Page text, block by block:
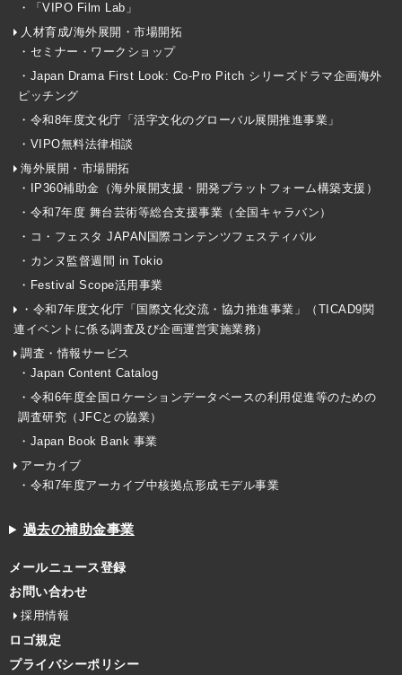
・「VIPO Film Lab」
人材育成/海外展開・市場開拓
・セミナー・ワークショップ
・Japan Drama First Look: Co-Pro Pitch シリーズドラマ企画海外
ピッチング
・令和8年度文化庁「活字文化のグローバル展開推進事業」
・VIPO無料法律相談
海外展開・市場開拓
・IP360補助金（海外展開支援・開発プラットフォーム構築支援）
・令和7年度 舞台芸術等総合支援事業（全国キャラバン）
・コ・フェスタ JAPAN国際コンテンツフェスティバル
・カンヌ監督週間 in Tokio
・Festival Scope活用事業
・令和7年度文化庁「国際文化交流・協力推進事業」（TICAD9関
連イベントに係る調査及び企画運営実施業務）
調査・情報サービス
・Japan Content Catalog
・令和6年度全国ロケーションデータベースの利用促進等のための
調査研究（JFCとの協業）
・Japan Book Bank 事業
アーカイブ
・令和7年度アーカイブ中核拠点形成モデル事業
過去の補助金事業
メールニュース登録
お問い合わせ
採用情報
ロゴ規定
プライバシーポリシー